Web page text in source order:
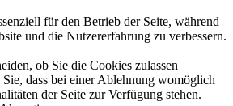
für den Betrieb der Seite, während
und die Nutzererfahrung zu verbessern.
ob Sie die Cookies zulassen
dass bei einer Ablehnung womöglich
der Seite zur Verfügung stehen.